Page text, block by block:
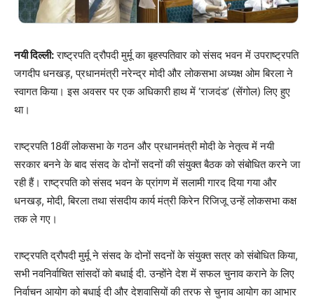
नयी दिल्ली:राष्ट्रपति द्रौपदी मुर्मू का बृहस्पतिवार को संसद भवन में उपराष्ट्रपति
जगदीप धनखड़, प्रधानमंत्री नरेन्द्र मोदी और लोकसभा अध्यक्ष ओम बिरला ने
स्वागत किया। इस अवसर पर एक अधिकारी हाथ में ‘राजदंड’ (सेंगोल) लिए हुए
था।
राष्ट्रपति 18वीं लोकसभा के गठन और प्रधानमंत्री मोदी के नेतृत्व में नयी
सरकार बनने के बाद संसद के दोनों सदनों की संयुक्त बैठक को संबोधित करने जा
रही हैं। राष्ट्रपति को संसद भवन के प्रांगण में सलामी गारद दिया गया और
धनखड़, मोदी, बिरला तथा संसदीय कार्य मंत्री किरेन रिजिजू उन्हें लोकसभा कक्ष
तक ले गए।
राष्ट्रपति द्रौपदी मुर्मू ने संसद के दोनों सदनों के संयुक्त सत्र को संबोधित किया,
सभी नवनिर्वाचित सांसदों को बधाई दी. उन्होंने देश में सफल चुनाव कराने के लिए
निर्वाचन आयोग को बधाई दी और देशवासियों की तरफ से चुनाव आयोग का आभार